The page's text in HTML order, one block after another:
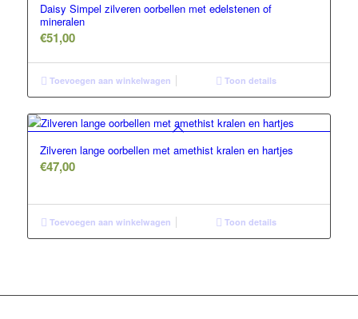
Daisy Simpel zilveren oorbellen met edelstenen of
mineralen
€51,00
Toevoegen aan winkelwagen Toon details
Zilveren lange oorbellen met amethist kralen en hartjes
€47,00
Toevoegen aan winkelwagen Toon details